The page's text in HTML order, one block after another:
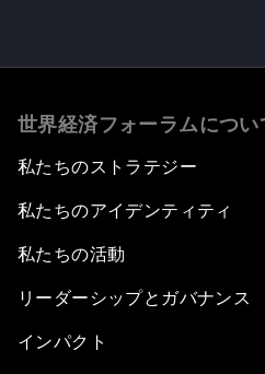
世界経済フォーラムについ
私たちのストラテジー
私たちのアイデンティティ
私たちの活動
リーダーシップとガバナンス
インパクト